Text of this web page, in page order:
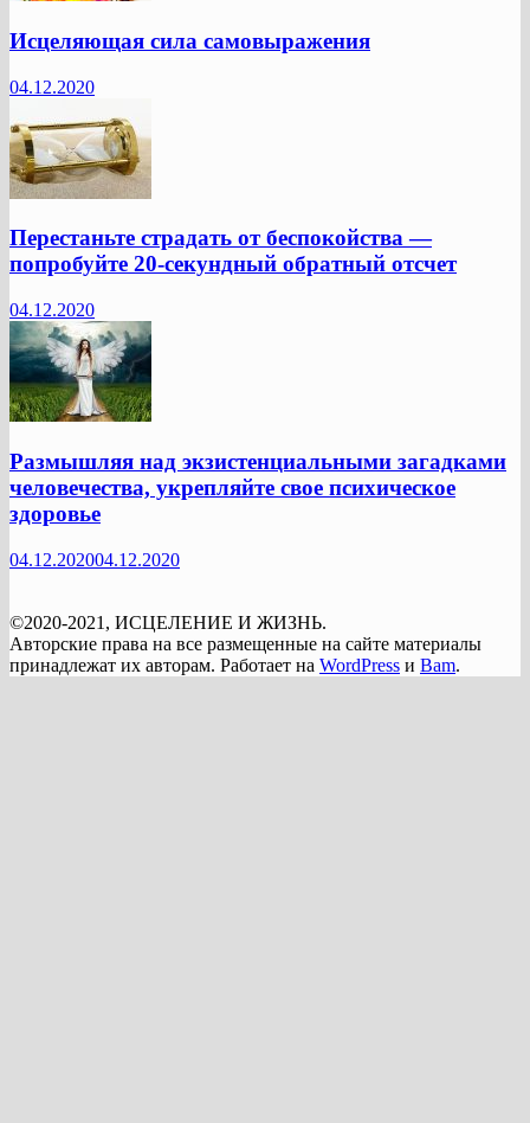
Исцеляющая сила самовыражения
04.12.2020
Перестаньте страдать от беспокойства —
попробуйте 20-секундный обратный отсчет
04.12.2020
Размышляя над экзистенциальными загадками
человечества, укрепляйте свое психическое
здоровье
04.12.202004.12.2020
©2020-2021, ИСЦЕЛЕНИЕ И ЖИЗНЬ.
Авторские права на все размещенные на сайте материалы
принадлежат их авторам. Работает на WordPress и Bam.